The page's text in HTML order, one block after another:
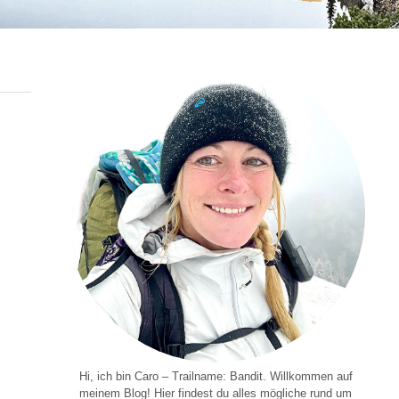
Hi, ich bin Caro – Trailname: Bandit. Willkommen auf
meinem Blog! Hier findest du alles mögliche rund um